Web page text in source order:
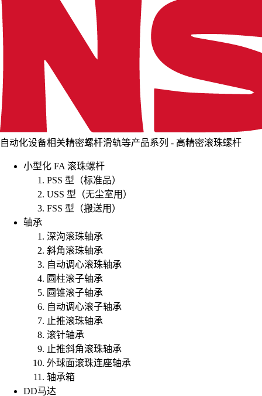
自动化设备相关精密螺杆滑轨等产品系列 - 高精密滚珠螺杆
小型化 FA 滚珠螺杆
PSS 型（标准品）
USS 型（无尘室用）
FSS 型（搬送用）
轴承
深沟滚珠轴承
斜角滚珠轴承
自动调心滚珠轴承
圆柱滚子轴承
圆锥滚子轴承
自动调心滚子轴承
止推滚珠轴承
滚针轴承
止推斜角滚珠轴承
外球面滚珠连座轴承
轴承箱
DD马达